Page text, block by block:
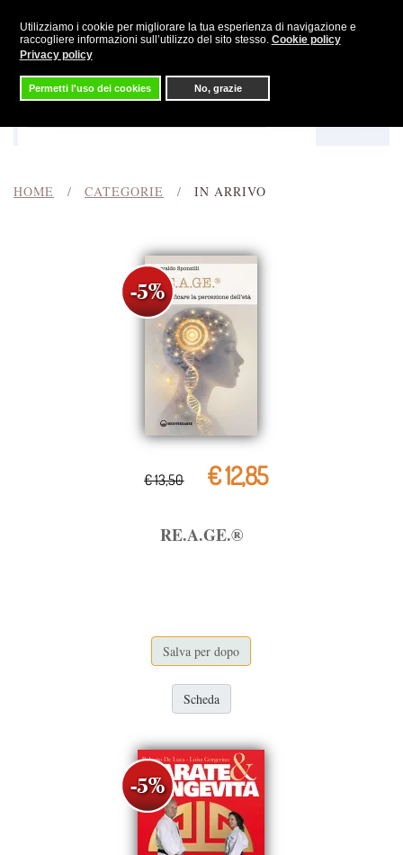
Utilizziamo i cookie per migliorare la tua esperienza di navigazione e
raccogliere informazioni sull’utilizzo del sito stesso. Cookie policy
Privacy policy
Permetti l'uso dei cookies No, grazie
Skip to main content
HOME CATEGORIE IN ARRIVO
€ 13,50 € 12,85
RE.A.GE.®
Salva per dopo
Scheda